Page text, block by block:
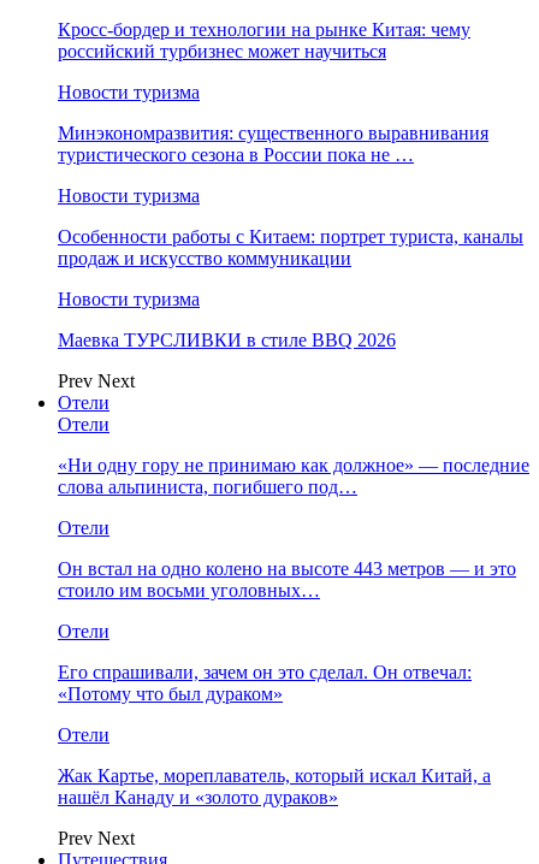
Кросс-бордер и технологии на рынке Китая: чему
российский турбизнес может научиться
Новости туризма
Минэкономразвития: существенного выравнивания
туристического сезона в России пока не …
Новости туризма
Особенности работы с Китаем: портрет туриста, каналы
продаж и искусство коммуникации
Новости туризма
Маевка ТУРСЛИВКИ в стиле BBQ 2026
Prev Next
Отели
Отели
«Ни одну гору не принимаю как должное» — последние
слова альпиниста, погибшего под…
Отели
Он встал на одно колено на высоте 443 метров — и это
стоило им восьми уголовных…
Отели
Его спрашивали, зачем он это сделал. Он отвечал:
«Потому что был дураком»
Отели
Жак Картье, мореплаватель, который искал Китай, а
нашёл Канаду и «золото дураков»
Prev Next
Путешествия